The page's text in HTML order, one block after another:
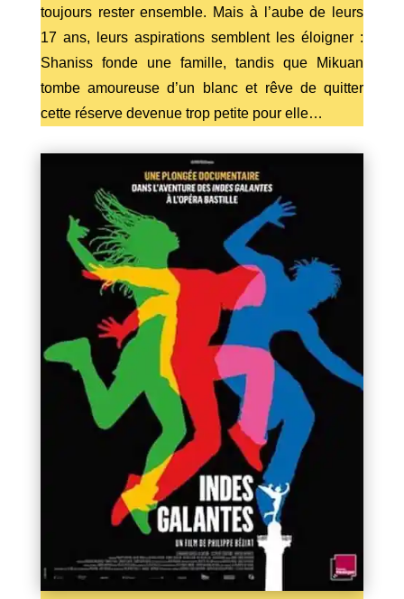
toujours rester ensemble. Mais à l’aube de leurs
17 ans, leurs aspirations semblent les éloigner :
Shaniss fonde une famille, tandis que Mikuan
tombe amoureuse d’un blanc et rêve de quitter
cette réserve devenue trop petite pour elle…